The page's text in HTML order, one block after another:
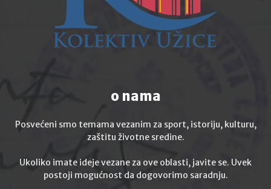
o nama
Posvećeni smo temama vezanim za sport, istoriju, kulturu,
zaštitu životne sredine.
Ukoliko imate ideje vezane za ove oblasti, javite se. Uvek
postoji mogućnost da dogovorimo saradnju.